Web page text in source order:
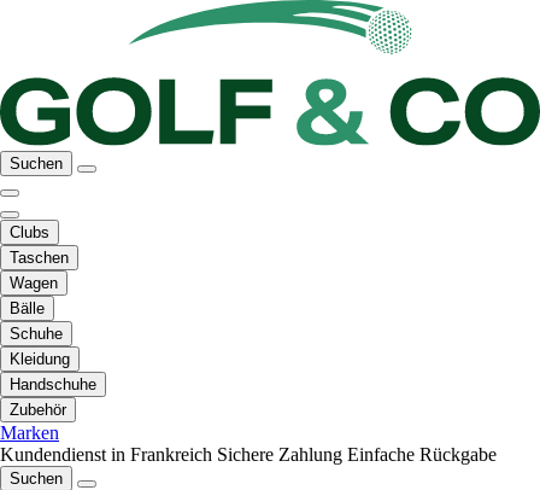
Suchen
Clubs
Taschen
Wagen
Bälle
Schuhe
Kleidung
Handschuhe
Zubehör
Marken
Kundendienst in Frankreich Sichere Zahlung Einfache Rückgabe
Suchen